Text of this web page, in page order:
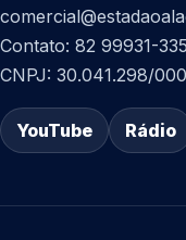
Contato: 82 99931-
CNPJ: 30.041.298/
YouTube Rádio